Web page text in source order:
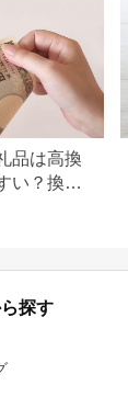
品は高換
い？換金
探す